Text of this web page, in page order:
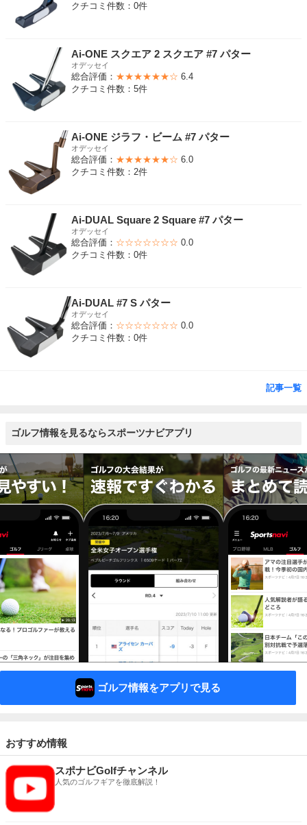
クチコミ件数：0件
Ai-ONE スクエア 2 スクエア #7 パター
オデッセイ
総合評価： ★★★★★★☆ 6.4
クチコミ件数：5件
Ai-ONE ジラフ・ビーム #7 パター
オデッセイ
総合評価： ★★★★★★☆ 6.0
クチコミ件数：2件
Ai-DUAL Square 2 Square #7 パター
オデッセイ
総合評価： ☆☆☆☆☆☆☆ 0.0
クチコミ件数：0件
Ai-DUAL #7 S パター
オデッセイ
総合評価： ☆☆☆☆☆☆☆ 0.0
クチコミ件数：0件
記事一覧
ゴルフ情報を見るならスポーツナビアプリ
ゴルフ情報をアプリで見る
おすすめ情報
スポナビGolfチャンネル
人気のゴルフギアを徹底解説！